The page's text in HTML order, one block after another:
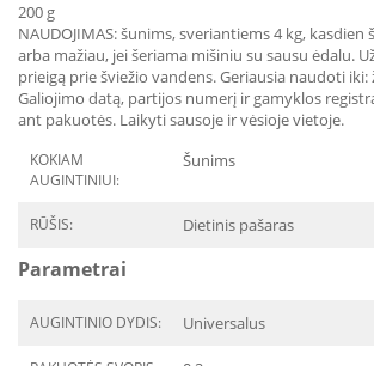
200 g
NAUDOJIMAS: šunims, sveriantiems 4 kg,
arba mažiau, jei šeriama mišiniu su sausu ėdalu.
prieigą prie šviežio vandens. Geriausia naudoti iki:
Galiojimo datą, partijos numerį ir gamyklos
ant pakuotės. Laikyti sausoje ir vėsioje vietoje.
KOKIAM
AUGINTINIUI:
Šunims
RŪŠIS: Dietinis pašaras
Parametrai
AUGINTINIO DYDIS: Universalus